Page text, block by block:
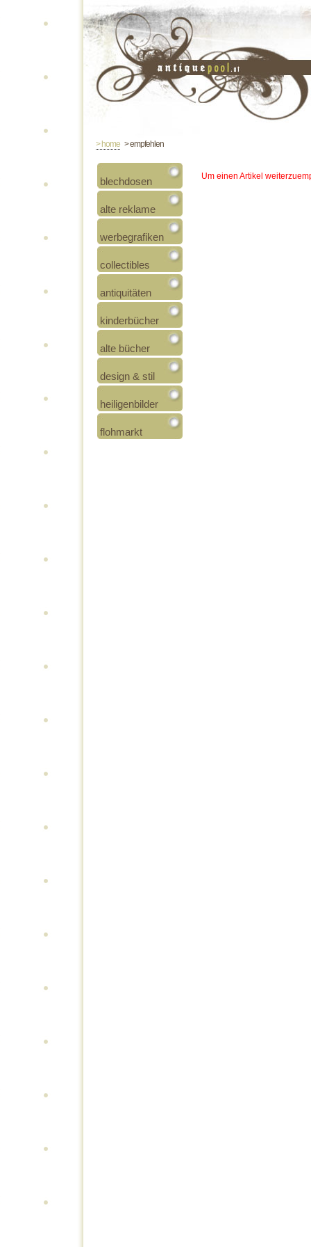
> home > empfehlen
blechdosen
alte reklame
werbegrafiken
collectibles
antiquitäten
kinderbücher
alte bücher
design & stil
heiligenbilder
flohmarkt
Um einen Artikel